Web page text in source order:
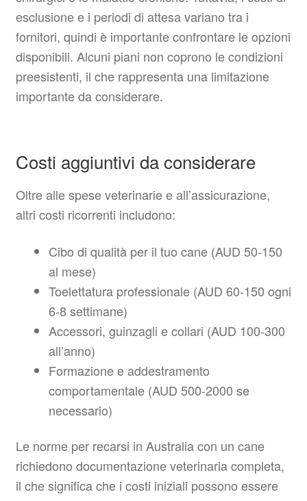
esclusione e i periodi di attesa variano tra i
fornitori, quindi è importante confrontare le opzioni
disponibili. Alcuni piani non coprono le condizioni
preesistenti, il che rappresenta una limitazione
importante da considerare.
Costi aggiuntivi da considerare
Oltre alle spese veterinarie e all’assicurazione,
altri costi ricorrenti includono:
Cibo di qualità per il tuo cane (AUD 50-150
al mese)
Toelettatura professionale (AUD 60-150 ogni
6-8 settimane)
Accessori, guinzagli e collari (AUD 100-300
all’anno)
Formazione e addestramento
comportamentale (AUD 500-2000 se
necessario)
Le norme per recarsi in Australia con un cane
richiedono documentazione veterinaria completa,
il che significa che i costi iniziali possono essere